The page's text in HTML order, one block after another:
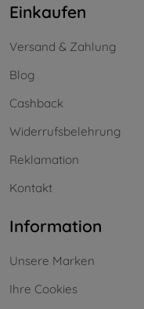
Einkaufen
Versand & Zahlung
Blog
Cashback
Widerrufsbelehrung
Reklamation
Kontakt
Information
Unsere Marken
Ihre Cookies